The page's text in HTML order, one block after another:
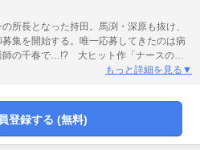
所長となった持田。馬渕・深原も抜け、
集を開始する。唯一応募してきたのは病
師の千春で…!? 大ヒット作「ナースのチ
もっと詳細を見る▼
登録する (無料)